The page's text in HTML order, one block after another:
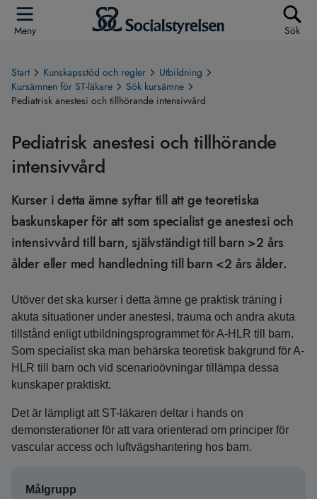
Meny Sök
Start Kunskapsstöd och regler
Utbildning
Kursämnen för ST-läkare
Sök kursämne
Pediatrisk anestesi och tillhörande intensivvård
Pediatrisk anestesi och tillhörande
intensivvård
Kurser i detta ämne syftar till att ge teoretiska
baskunskaper för att som specialist ge anestesi och
intensivvård till barn, självständigt till barn >2 års
ålder eller med handledning till barn <2 års ålder.
Utöver det ska kurser i detta ämne ge praktisk träning i
akuta situationer under anestesi, trauma och andra akuta
tillstånd enligt utbildningsprogrammet för A-HLR till barn.
Som specialist ska man behärska teoretisk bakgrund för A-
HLR till barn och vid scenarioövningar tillämpa dessa
kunskaper praktiskt.
Det är lämpligt att ST-läkaren deltar i hands on
demonsterationer för att vara orienterad om principer för
vascular access och luftvägshantering hos barn.
Målgrupp